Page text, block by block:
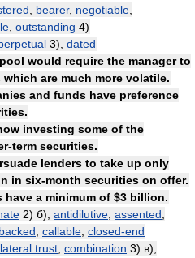
bearer, negotiable
outstanding 4)
3), dated
would require the manager to
are much more volatile.
and funds have preference
investing some of the
term securities.
lenders to take up only
in six-month securities on offer.
have a minimum of $3 billion.
2) б), antidilutive assented
backed callable closed-end
trust combination 3) в),